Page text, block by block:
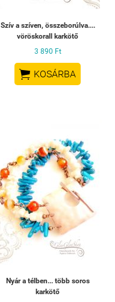
Szív a szíven, összeborúlva....
vöröskorall karkötő
3 890 Ft
 KOSÁRBA
Nyár a télben... több soros
karkötő